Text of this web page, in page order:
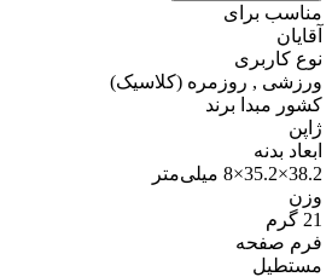
مناسب برای
آقایان
نوع کاربری
ورزشی , روزمره (کلاسیک)
کشور مبدا برند
ژاپن
ابعاد بدنه
38.2×35.2×8 میلی‌متر
وزن
21 گرم
فرم صفحه
مستطیل